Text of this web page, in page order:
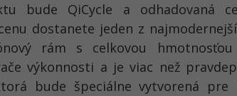
bude QiCycle a odhadovaná
dostanete jeden z
rám s celkovou
výkonnosti a je viac než
bude špeciálne vytvorená pre